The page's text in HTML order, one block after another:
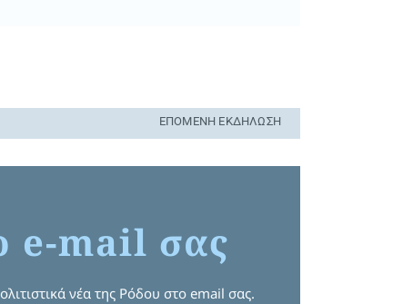
ΕΠΌΜΕΝΗ ΕΚΔΉΛΩΣΗ
e-mail σας
νέα της Ρόδου στο email σας.